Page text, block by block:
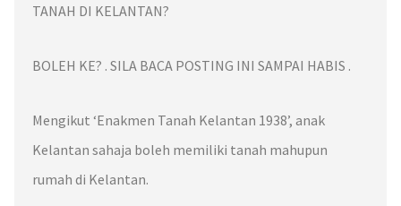
TANAH DI KELANTAN?
BOLEH KE? . SILA BACA POSTING INI SAMPAI HABIS .
Mengikut ‘Enakmen Tanah Kelantan 1938’, anak
Kelantan sahaja boleh memiliki tanah mahupun
rumah di Kelantan.